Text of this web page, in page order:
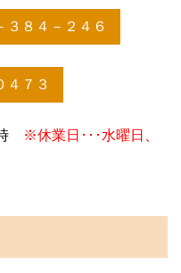
３８４－２４６
４７３
※休業日･･･水曜日、